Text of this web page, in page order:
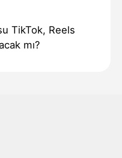
TikTok, Reels
mı?